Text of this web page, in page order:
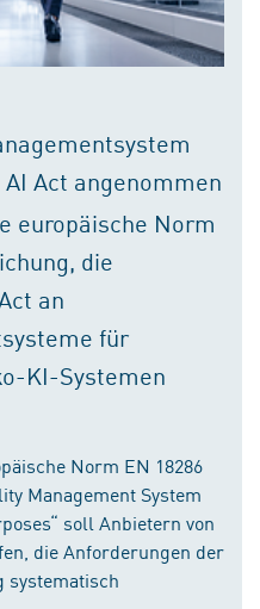
Act angenommen
europäische Norm
die
an
für
KI-Systemen
Norm EN 18286
Management System
soll Anbietern von
die Anforderungen der
systematisch